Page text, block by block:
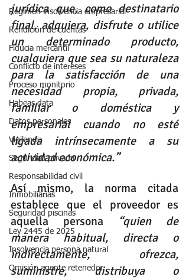
Régimen insolvencia empresarial
Rendición de cuentas
Fiducia mercantil
Conflicto de intereses
Proceso monitorio
Habeas data
Datos personales
Vigilancia
Seguridad privada
Responsabilidad civil
Inmobiliarias
Seguridad piscinas
Ley 2445 de 2025
Insolvencia persona natural
Omisión agente retenedor
jurídica que, como destinatario
final, adquiera, disfrute o utilice
un determinado producto,
cualquiera que sea su naturaleza
para la satisfacción de una
necesidad propia, privada,
familiar o doméstica y
empresarial cuando no esté
ligada intrínsecamente a su
actividad económica.”
Así mismo, la norma citada
establece que el proveedor es
aquella persona
“quien de
manera habitual, directa o
indirectamente, ofrezca,
suministre, distribuya o